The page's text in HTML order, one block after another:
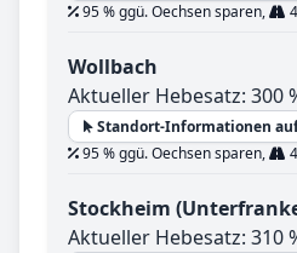
95 % ggü. Oechsen sparen,
Wollbach
Aktueller Hebesatz: 300
Standort-Informationen
95 % ggü. Oechsen sparen,
Stockheim
Aktueller Hebesatz: 310